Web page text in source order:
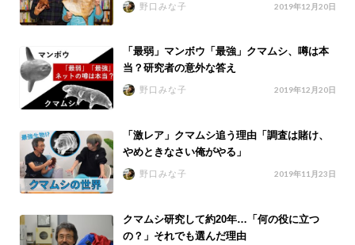
野口みな子 2019年12月20日
「最弱」マンボウ「最強」クマムシ、噂は本
当？研究者の意外な答え
野口みな子 2019年12月20日
「激レア」クマムシ追う理由「調査は賭け、
やめときなさい俺がやる」
野口みな子 2019年11月23日
クマムシ研究して約20年…「何の役に立つ
の？」それでも選んだ理由